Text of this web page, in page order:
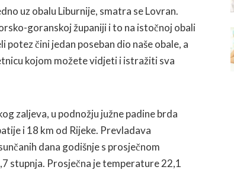
uz obalu Liburnije, smatra se Lovran.
goranskoj županiji i to na istočnoj obali
čini jedan poseban dio naše obale, a
kojom možete vidjeti i istražiti sva
zaljeva, u podnožju južne padine brda
i 18 km od Rijeke. Prevladava
dana godišnje s prosječnom
stupnja. Prosječna je temperature 22,1